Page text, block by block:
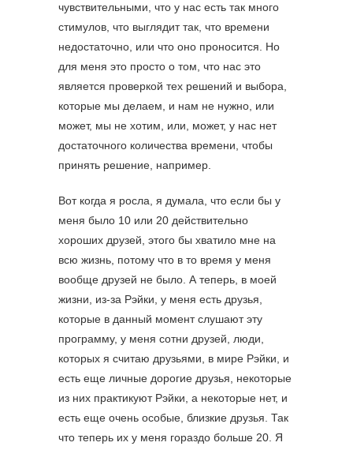
чувствительными, что у нас есть так много
стимулов, что выглядит так, что времени
недостаточно, или что оно проносится. Но
для меня это просто о том, что нас это
является проверкой тех решений и выбора,
которые мы делаем, и нам не нужно, или
может, мы не хотим, или, может, у нас нет
достаточного количества времени, чтобы
принять решение, например.
Вот когда я росла, я думала, что если бы у
меня было 10 или 20 действительно
хороших друзей, этого бы хватило мне на
всю жизнь, потому что в то время у меня
вообще друзей не было. А теперь, в моей
жизни, из-за Рэйки, у меня есть друзья,
которые в данный момент слушают эту
программу, у меня сотни друзей, люди,
которых я считаю друзьями, в мире Рэйки, и
есть еще личные дорогие друзья, некоторые
из них практикуют Рэйки, а некоторые нет, и
есть еще очень особые, близкие друзья. Так
что теперь их у меня гораздо больше 20. Я